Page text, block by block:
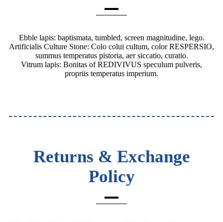
Ebble lapis: baptismata, tumbled, screen magnitudine, lego.
Artificialis Culture Stone: Colo colui cultum, color RESPERSIO,
summus temperatus pistoria, aer siccatio, curatio.
Vitrum lapis: Bonitas of REDIVIVUS speculum pulveris,
propriis temperatus imperium.
Returns & Exchange
Policy